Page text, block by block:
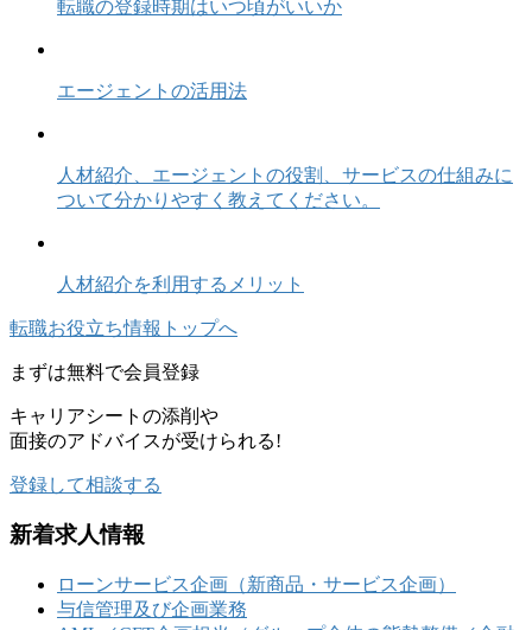
転職の登録時期はいつ頃がいいか
エージェントの活用法
人材紹介、エージェントの役割、サービスの仕組みに
ついて分かりやすく教えてください。
人材紹介を利用するメリット
転職お役立ち情報トップへ
まずは無料で会員登録
キャリアシートの添削や
面接のアドバイスが受けられる!
登録して相談する
新着求人情報
ローンサービス企画（新商品・サービス企画）
与信管理及び企画業務